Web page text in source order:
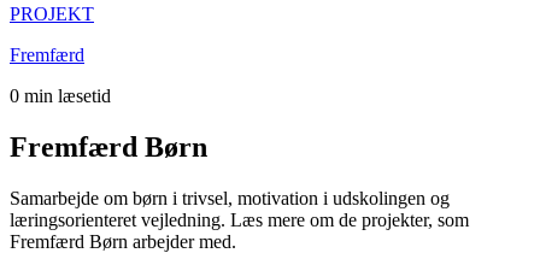
PROJEKT
Fremfærd
0 min læsetid
Fremfærd Børn
Samarbejde om børn i trivsel, motivation i udskolingen og
læringsorienteret vejledning. Læs mere om de projekter, som
Fremfærd Børn arbejder med.